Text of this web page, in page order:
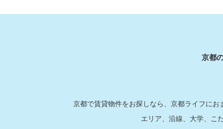
京都
京都で賃貸物件をお探しなら、京都ライフに
エリア、沿線、大学、こ